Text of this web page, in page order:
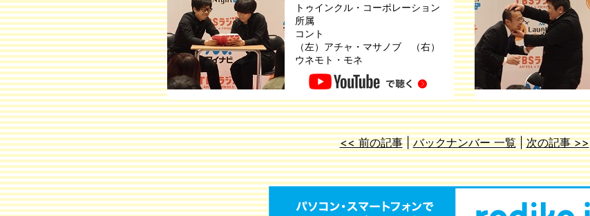
トゥインクル・コーポレーション
所属
コント
（左）アチャ・マサノブ （右）
ウネモト・モネ
<< 前の記事|バックナンバー 一覧|次の記事 >>